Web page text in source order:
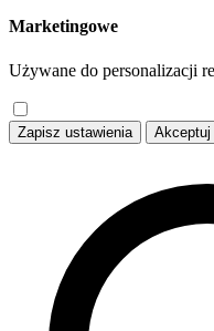
Marketingowe
Używane do personalizacji
Zapisz ustawienia